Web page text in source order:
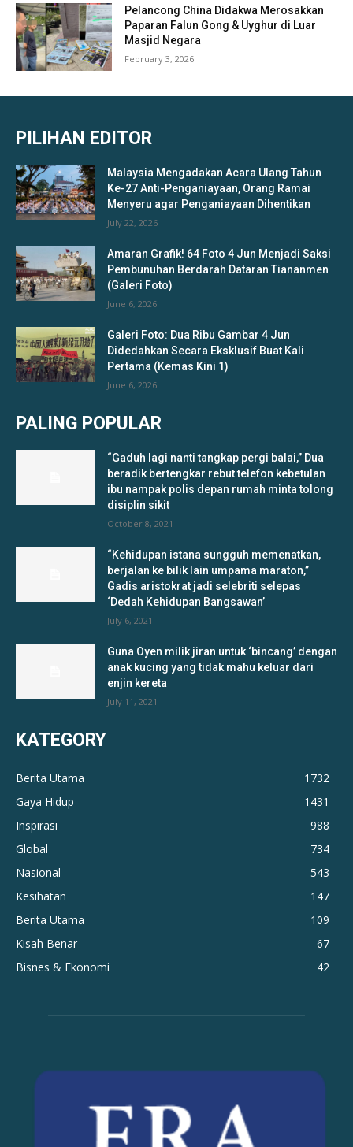
Pelancong China Didakwa Merosakkan
Paparan Falun Gong & Uyghur di Luar
Masjid Negara
February 3, 2026
PILIHAN EDITOR
Malaysia Mengadakan Acara Ulang Tahun
Ke-27 Anti-Penganiayaan, Orang Ramai
Menyeru agar Penganiayaan Dihentikan
July 22, 2026
Amaran Grafik! 64 Foto 4 Jun Menjadi Saksi
Pembunuhan Berdarah Dataran Tiananmen
(Galeri Foto)
June 6, 2026
Galeri Foto: Dua Ribu Gambar 4 Jun
Didedahkan Secara Eksklusif Buat Kali
Pertama (Kemas Kini 1)
June 6, 2026
PALING POPULAR
“Gaduh lagi nanti tangkap pergi balai,” Dua
beradik bertengkar rebut telefon kebetulan
ibu nampak polis depan rumah minta tolong
disiplin sikit
October 8, 2021
“Kehidupan istana sungguh memenatkan,
berjalan ke bilik lain umpama maraton,”
Gadis aristokrat jadi selebriti selepas
‘Dedah Kehidupan Bangsawan’
July 6, 2021
Guna Oyen milik jiran untuk ‘bincang’ dengan
anak kucing yang tidak mahu keluar dari
enjin kereta
July 11, 2021
KATEGORY
Berita Utama
1732
Gaya Hidup
1431
Inspirasi
988
Global
734
Nasional
543
Kesihatan
147
Berita Utama
109
Kisah Benar
67
Bisnes & Ekonomi
42